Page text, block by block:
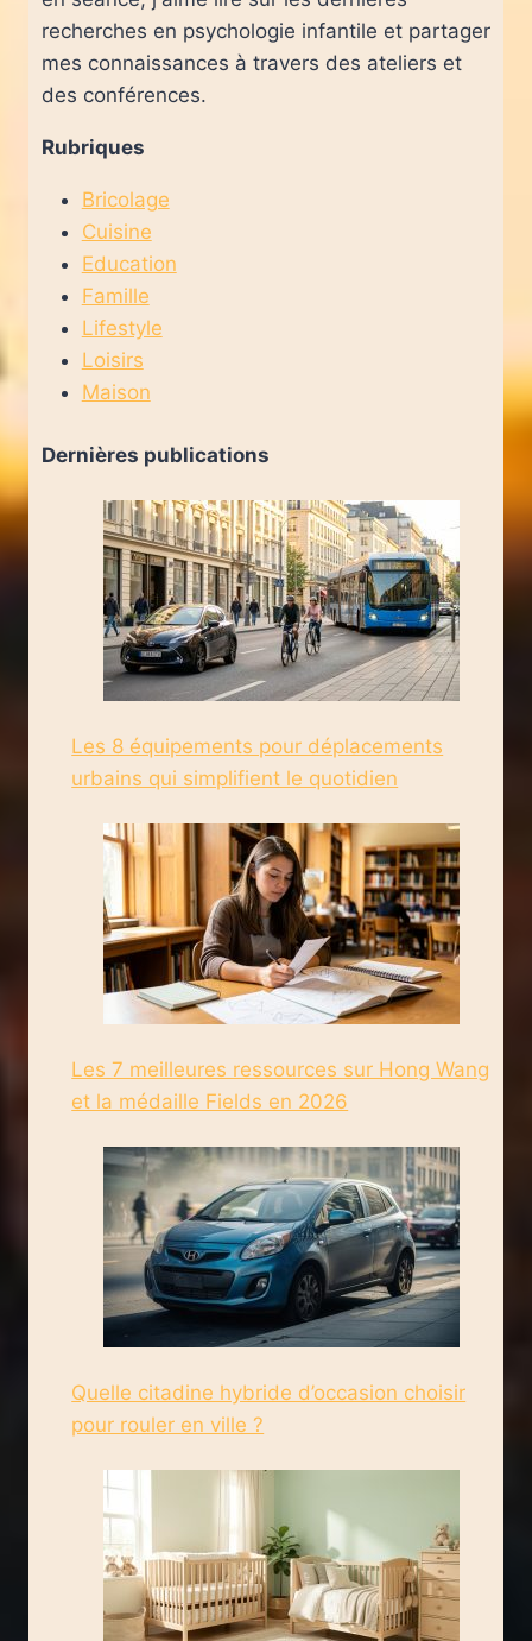
recherches en psychologie infantile et partager
mes connaissances à travers des ateliers et
des conférences.
Rubriques
Bricolage
Cuisine
Education
Famille
Lifestyle
Loisirs
Maison
Dernières publications
Les 8 équipements pour déplacements
urbains qui simplifient le quotidien
Les 7 meilleures ressources sur Hong Wang
et la médaille Fields en 2026
Quelle citadine hybride d’occasion choisir
pour rouler en ville ?